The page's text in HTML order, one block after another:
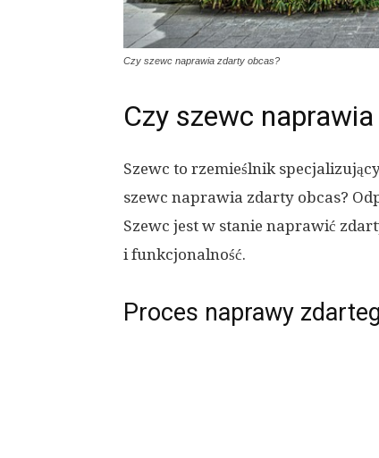
Czy szewc naprawia zdarty obcas?
Czy szewc
Szewc to rzemieślnik
szewc naprawia zdarty obcas?
Szewc jest w stanie naprawić
i funkcjonalność.
Proces naprawy